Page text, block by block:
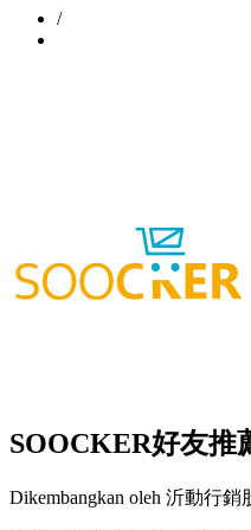
/
SOOCKER好友推
Dikembangkan oleh 沂動行銷